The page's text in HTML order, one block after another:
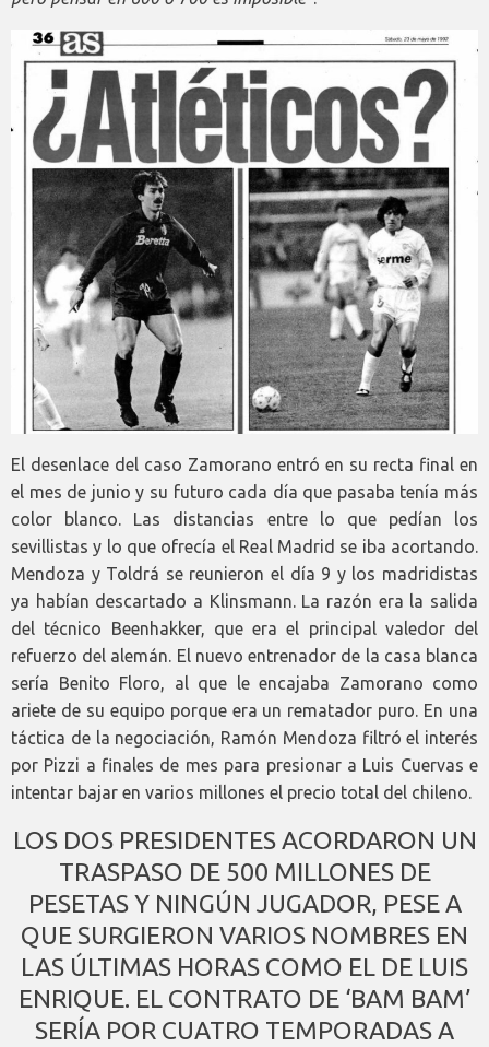
El desenlace del caso Zamorano entró en su recta final en
el mes de junio y su futuro cada día que pasaba tenía más
color blanco. Las distancias entre lo que pedían los
sevillistas y lo que ofrecía el Real Madrid se iba acortando.
Mendoza y Toldrá se reunieron el día 9 y los madridistas
ya habían descartado a Klinsmann. La razón era la salida
del técnico Beenhakker, que era el principal valedor del
refuerzo del alemán. El nuevo entrenador de la casa blanca
sería Benito Floro, al que le encajaba Zamorano como
ariete de su equipo porque era un rematador puro. En una
táctica de la negociación, Ramón Mendoza filtró el interés
por Pizzi a finales de mes para presionar a Luis Cuervas e
intentar bajar en varios millones el precio total del chileno.
LOS DOS PRESIDENTES ACORDARON UN
TRASPASO DE 500 MILLONES DE
PESETAS Y NINGÚN JUGADOR, PESE A
QUE SURGIERON VARIOS NOMBRES EN
LAS ÚLTIMAS HORAS COMO EL DE LUIS
ENRIQUE. EL CONTRATO DE ‘BAM BAM’
SERÍA POR CUATRO TEMPORADAS A